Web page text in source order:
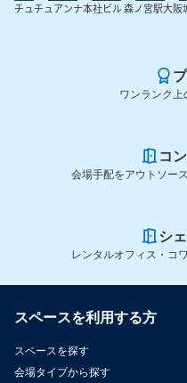
チュチュアンナ本社ビル 森ノ宮駅大阪
ワンランク
コ
会場手配をアウトソー
シ
レンタルオフィス・コ
スペースを利用する方
スペースを探す
会場タイプから探す